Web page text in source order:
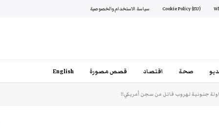
Cookie Policy (EU) سياسة الاستخدام والخصوصية
صحة اقتصاد قصص مصورة English